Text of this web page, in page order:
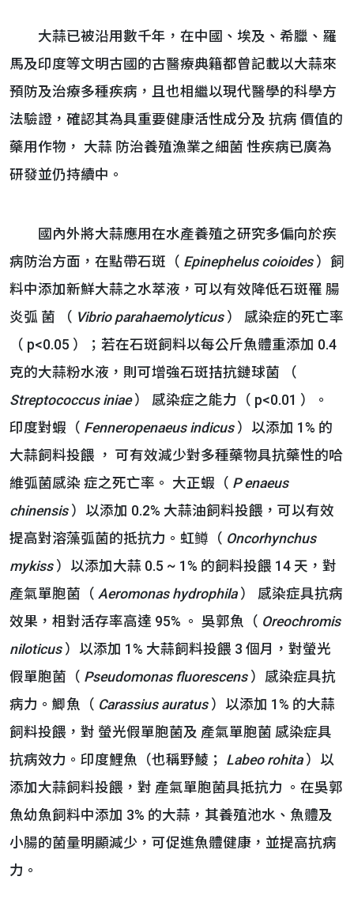
大蒜已被沿用數千年，在中國、埃及、希臘、羅
馬及印度等文明古國的古醫療典籍都曾記載以大蒜來
預防及治療多種疾病，且也相繼以現代醫學的科學方
法驗證，確認其為具重要健康活性成分及 抗病 價值的
藥用作物， 大蒜 防治養殖漁業之細菌 性疾病已廣為
研發並仍持續中。
國內外將大蒜應用在水產養殖之研究多偏向於疾
病防治方面，在點帶石斑（ Epinephelus coioides ）飼
料中添加新鮮大蒜之水萃液，可以有效降低石斑罹 腸
炎弧 菌 （ Vibrio parahaemolyticus ） 感染症的死亡率
（ p<0.05 ）；若在石斑飼料以每公斤魚體重添加 0.4
克的大蒜粉水液，則可增強石斑拮抗鏈球菌 （
Streptococcus iniae ） 感染症之能力（ p<0.01 ）。
印度對蝦（ Fenneropenaeus indicus ）以添加 1% 的
大蒜飼料投餵 ， 可有效減少對多種藥物具抗藥性的哈
維弧菌感染 症之死亡率。 大正蝦（ Penaeus
chinensis ）以添加 0.2% 大蒜油飼料投餵，可以有效
提高對溶藻弧菌的抵抗力。虹鳟（ Oncorhynchus
mykiss ）以添加大蒜 0.5 ~ 1% 的飼料投餵 14 天，對
產氣單胞菌（ Aeromonas hydrophila ） 感染症具抗病
效果，相對活存率高達 95% 。 吳郭魚（ Oreochromis
niloticus ）以添加 1% 大蒜飼料投餵 3 個月，對螢光
假單胞菌（ Pseudomonas fluorescens ）感染症具抗
病力。鯽魚（ Carassius auratus ）以添加 1% 的大蒜
飼料投餵，對 螢光假單胞菌及 產氣單胞菌 感染症具
抗病效力。印度鯉魚（也稱野鯪； Labeo rohita ）以
添加大蒜飼料投餵，對 產氣單胞菌具抵抗力 。在吳郭
魚幼魚飼料中添加 3% 的大蒜，其養殖池水、魚體及
小腸的菌量明顯減少，可促進魚體健康，並提高抗病
力。